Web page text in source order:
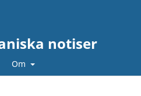
notiser
Om